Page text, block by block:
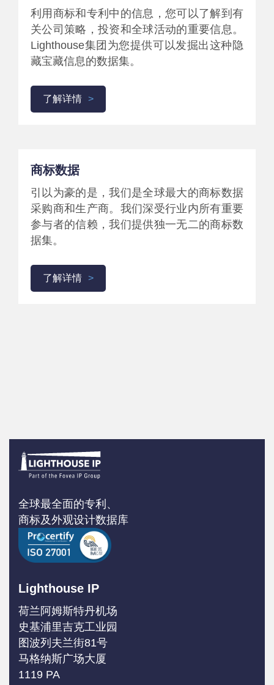
利用商标和专利中的信息，您可以了解到有
关公司策略，投资和全球活动的重要信息。
Lighthouse集团为您提供可以发掘出这种隐
藏宝藏信息的数据集。
了解详情
商标数据
引以为豪的是，我们是全球最大的商标数据
采购商和生产商。我们深受行业内所有重要
参与者的信赖，我们提供独一无二的商标数
据集。
了解详情
全球最全面的专利、
商标及外观设计数据库
Lighthouse IP
荷兰阿姆斯特丹机场
史基浦里吉克工业园
图波列夫兰街81号
马格纳斯广场大厦
1119 PA